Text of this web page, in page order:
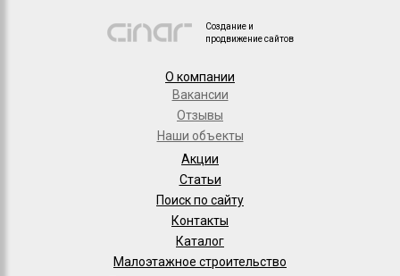
Создание и
продвижение сайтов
О компании
Вакансии
Отзывы
Наши объекты
Акции
Статьи
Поиск по сайту
Контакты
Каталог
Малоэтажное строительство